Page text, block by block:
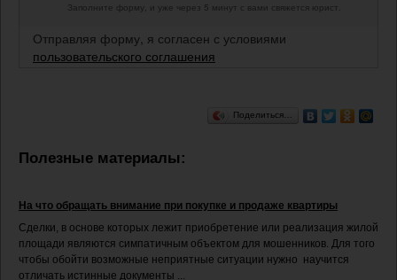
Заполните форму, и уже через 5 минут с вами свяжется юрист.
Отправляя форму, я согласен с условиями
пользовательского соглашения
Поделиться…
Полезные материалы:
На что обращать внимание при покупке и продаже квартиры
Сделки, в основе которых лежит приобретение или реализация жилой
площади являются симпатичным объектом для мошенников. Для того
чтобы обойти возможные неприятные ситуации нужно научится
отличать истинные документы ...